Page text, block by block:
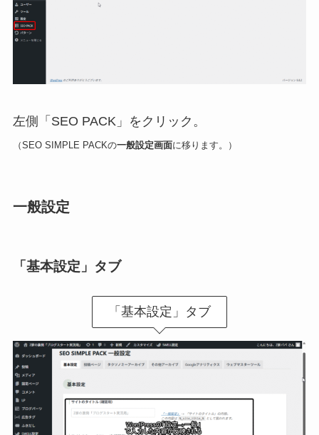
左側「SEO PACK」をクリック。
（SEO SIMPLE PACKの一般設定画面に移ります。）
一般設定
「基本設定」タブ
「基本設定」タブ